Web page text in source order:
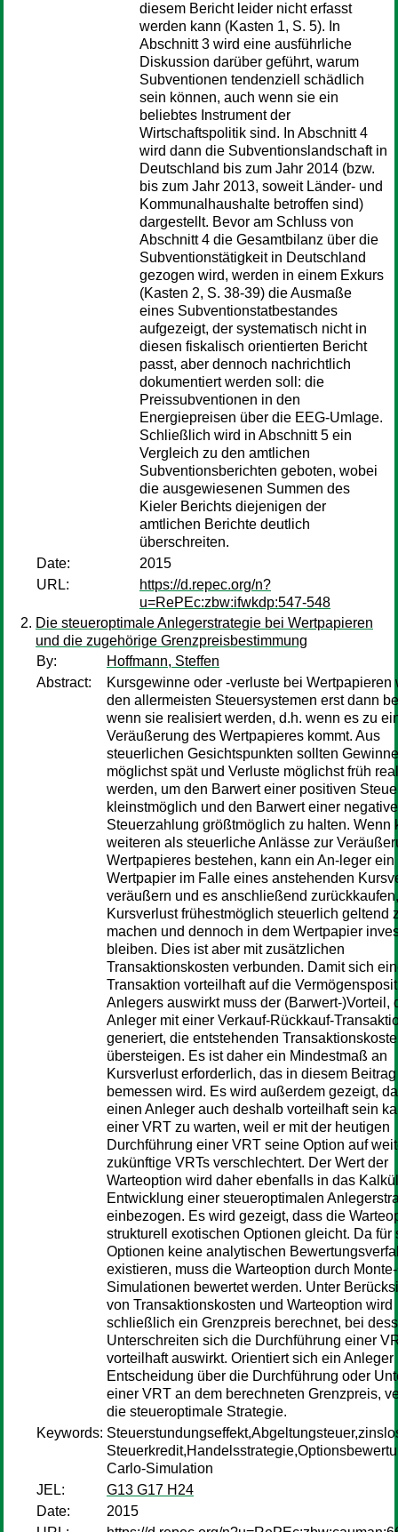
diesem Bericht leider nicht erfasst
werden kann (Kasten 1, S. 5). In
Abschnitt 3 wird eine ausführliche
Diskussion darüber geführt, warum
Subventionen tendenziell schädlich
sein können, auch wenn sie ein
beliebtes Instrument der
Wirtschaftspolitik sind. In Abschnitt 4
wird dann die Subventionslandschaft in
Deutschland bis zum Jahr 2014 (bzw.
bis zum Jahr 2013, soweit Länder- und
Kommunalhaushalte betroffen sind)
dargestellt. Bevor am Schluss von
Abschnitt 4 die Gesamtbilanz über die
Subventionstätigkeit in Deutschland
gezogen wird, werden in einem Exkurs
(Kasten 2, S. 38-39) die Ausmaße
eines Subventionstatbestandes
aufgezeigt, der systematisch nicht in
diesen fiskalisch orientierten Bericht
passt, aber dennoch nachrichtlich
dokumentiert werden soll: die
Preissubventionen in den
Energiepreisen über die EEG-Umlage.
Schließlich wird in Abschnitt 5 ein
Vergleich zu den amtlichen
Subventionsberichten geboten, wobei
die ausgewiesenen Summen des
Kieler Berichts diejenigen der
amtlichen Berichte deutlich
überschreiten.
Date:
2015
URL:
https://d.repec.org/n?
u=RePEc:zbw:ifwkdp:547-548
Die steueroptimale Anlegerstrategie bei Wertpapieren
und die zugehörige Grenzpreisbestimmung
By:
Hoffmann, Steffen
Abstract:
Kursgewinne oder -verluste bei Wertpapieren
den allermeisten Steuersystemen erst dann
wenn sie realisiert werden, d.h. wenn es zu
Veräußerung des Wertpapieres kommt. Aus
steuerlichen Gesichtspunkten sollten
möglichst spät und Verluste möglichst früh
werden, um den Barwert einer positiven
kleinstmöglich und den Barwert einer
Steuerzahlung größtmöglich zu halten. Wenn
weiteren als steuerliche Anlässe zur
Wertpapieres bestehen, kann ein An-leger ein
Wertpapier im Falle eines anstehenden
veräußern und es anschließend
Kursverlust frühestmöglich steuerlich geltend
machen und dennoch in dem Wertpapier
bleiben. Dies ist aber mit zusätzlichen
Transaktionskosten verbunden. Damit sich
Transaktion vorteilhaft auf die
Anlegers auswirkt muss der (Barwert-)Vorteil,
Anleger mit einer Verkauf-Rückkauf-
generiert, die entstehenden
übersteigen. Es ist daher ein Mindestmaß an
Kursverlust erforderlich, das in diesem Beitrag
bemessen wird. Es wird außerdem gezeigt,
einen Anleger auch deshalb vorteilhaft sein
einer VRT zu warten, weil er mit der heutigen
Durchführung einer VRT seine Option auf
zukünftige VRTs verschlechtert. Der Wert der
Warteoption wird daher ebenfalls in das
Entwicklung einer steueroptimalen
einbezogen. Es wird gezeigt, dass die
strukturell exotischen Optionen gleicht. Da für
Optionen keine analytischen
existieren, muss die Warteoption durch
Simulationen bewertet werden. Unter
von Transaktionskosten und Warteoption wird
schließlich ein Grenzpreis berechnet, bei
Unterschreiten sich die Durchführung einer
vorteilhaft auswirkt. Orientiert sich ein Anleger
Entscheidung über die Durchführung oder
einer VRT an dem berechneten Grenzpreis,
die steueroptimale Strategie.
Keywords:
Carlo-Simulation
JEL:
G13 G17 H24
Date:
2015